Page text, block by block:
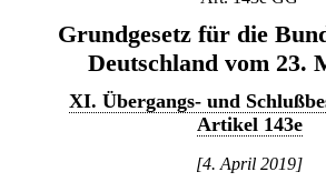
Grundgesetz für die
Deutschland vom 23.
XI. Übergangs- und
Artikel 143e
[4. April 2019]